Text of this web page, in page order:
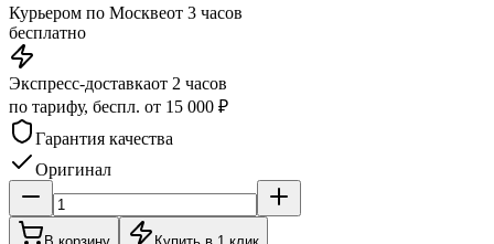
Курьером по Москвеот 3 часов
бесплатно
Экспресс-доставкаот 2 часов
по тарифу, беспл. от 15 000 ₽
Гарантия качества
Оригинал